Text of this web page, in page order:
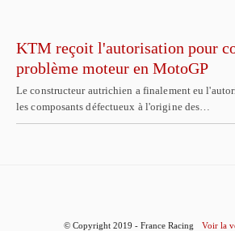
KTM reçoit l'autorisation pour
problème moteur en MotoGP
Le constructeur autrichien a finalement eu
les composants défectueux à l'origine des…
© Copyright 2019 - France Racing Voir la